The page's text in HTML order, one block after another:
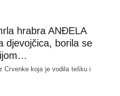
hrabra ANĐELA
djevojčica, borila se
Crvenke koja je vodila tešku i